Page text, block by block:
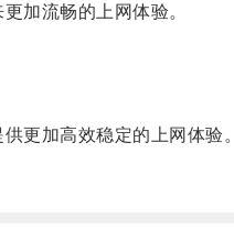
加流畅的上网体验。
更加高效稳定的上网体验。